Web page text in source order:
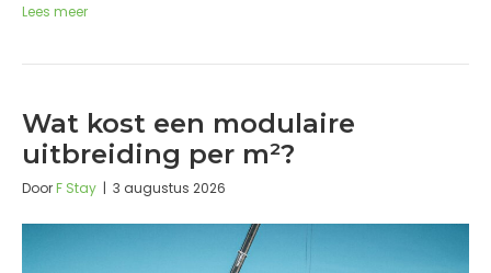
Lees meer
Wat kost een modulaire
uitbreiding per m²?
DoorF Stay | 3 augustus 2026